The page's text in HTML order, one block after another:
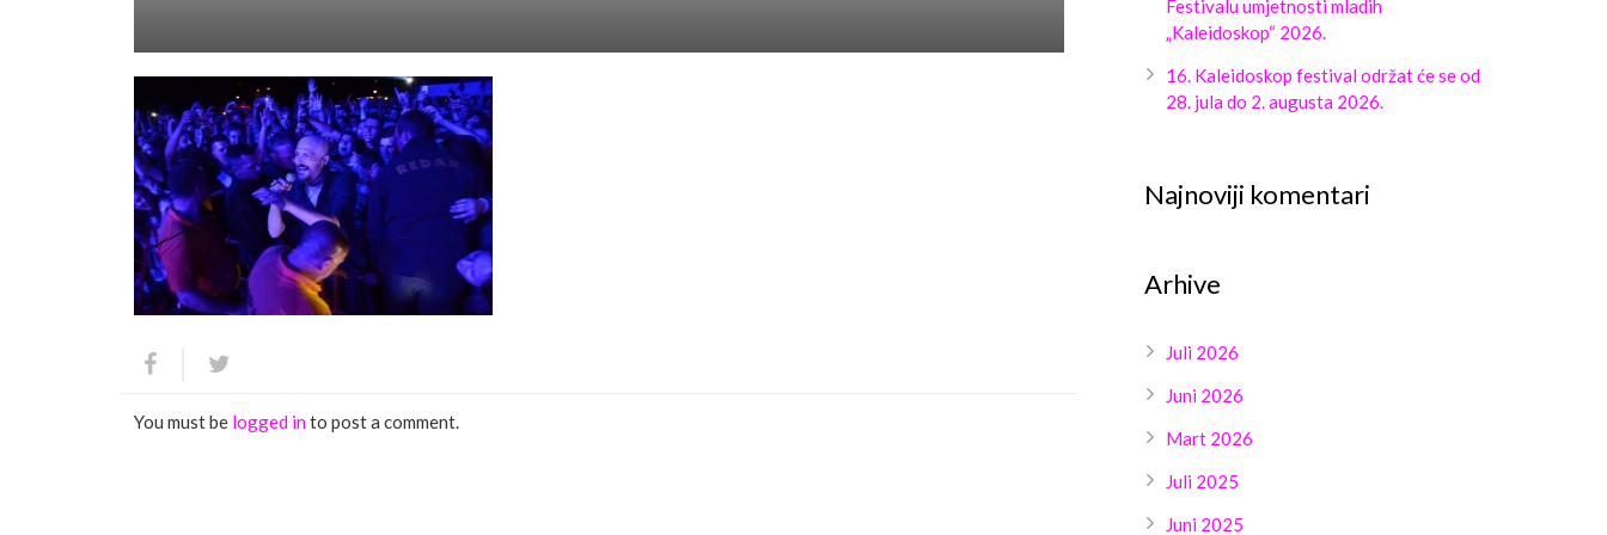
You must be logged into post a comment.
Festivalu umjetnosti mladih
„Kaleidoskop“ 2026.
16. Kaleidoskop festival održat će se od
28. jula do 2. augusta 2026.
Najnoviji komentari
Arhive
Juli 2026
Juni 2026
Mart 2026
Juli 2025
Juni 2025